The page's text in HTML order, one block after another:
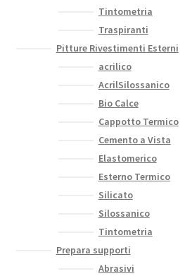
Tintometria
Traspiranti
Pitture Rivestimenti Esterni
acrilico
AcrilSilossanico
Bio Calce
Cappotto Termico
Cemento a Vista
Elastomerico
Esterno Termico
Silicato
Silossanico
Tintometria
Prepara supporti
Abrasivi